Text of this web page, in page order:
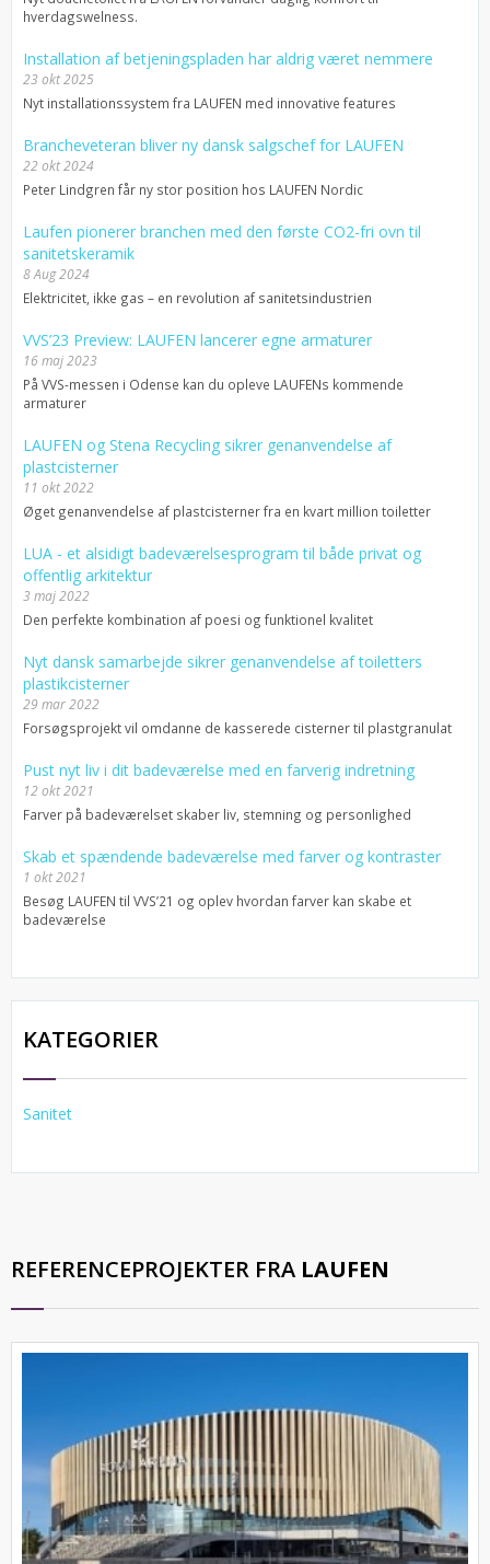
hverdagswelness.
Installation af betjeningspladen har aldrig været nemmere
23 okt 2025
Nyt installationssystem fra LAUFEN med innovative features
Brancheveteran bliver ny dansk salgschef for LAUFEN
22 okt 2024
Peter Lindgren får ny stor position hos LAUFEN Nordic
Laufen pionerer branchen med den første CO2-fri ovn til
sanitetskeramik
8 Aug 2024
Elektricitet, ikke gas – en revolution af sanitetsindustrien
VVS’23 Preview: LAUFEN lancerer egne armaturer
16 maj 2023
På VVS-messen i Odense kan du opleve LAUFENs kommende
armaturer
LAUFEN og Stena Recycling sikrer genanvendelse af
plastcisterner
11 okt 2022
Øget genanvendelse af plastcisterner fra en kvart million toiletter
LUA - et alsidigt badeværelsesprogram til både privat og
offentlig arkitektur
3 maj 2022
Den perfekte kombination af poesi og funktionel kvalitet
Nyt dansk samarbejde sikrer genanvendelse af toiletters
plastikcisterner
29 mar 2022
Forsøgsprojekt vil omdanne de kasserede cisterner til plastgranulat
Pust nyt liv i dit badeværelse med en farverig indretning
12 okt 2021
Farver på badeværelset skaber liv, stemning og personlighed
Skab et spændende badeværelse med farver og kontraster
1 okt 2021
Besøg LAUFEN til VVS’21 og oplev hvordan farver kan skabe et
badeværelse
KATEGORIER
Sanitet
REFERENCEPROJEKTER FRA LAUFEN